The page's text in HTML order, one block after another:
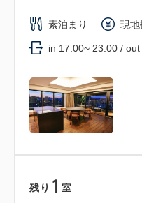
素泊まり 現地
in 17:00~ 23:00 /
残り 1 室